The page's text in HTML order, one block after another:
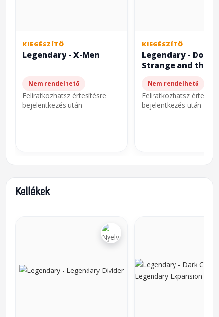
KIEGÉSZÍTŐ
Legendary - X-Men
Nem rendelhető
Feliratkozhatsz értesítésre
bejelentkezés után
KIEGÉSZÍTŐ
Legendary -
Strange and the
Nem rendelhető
Feliratkozhatsz
bejelentkezés után
Kellékek